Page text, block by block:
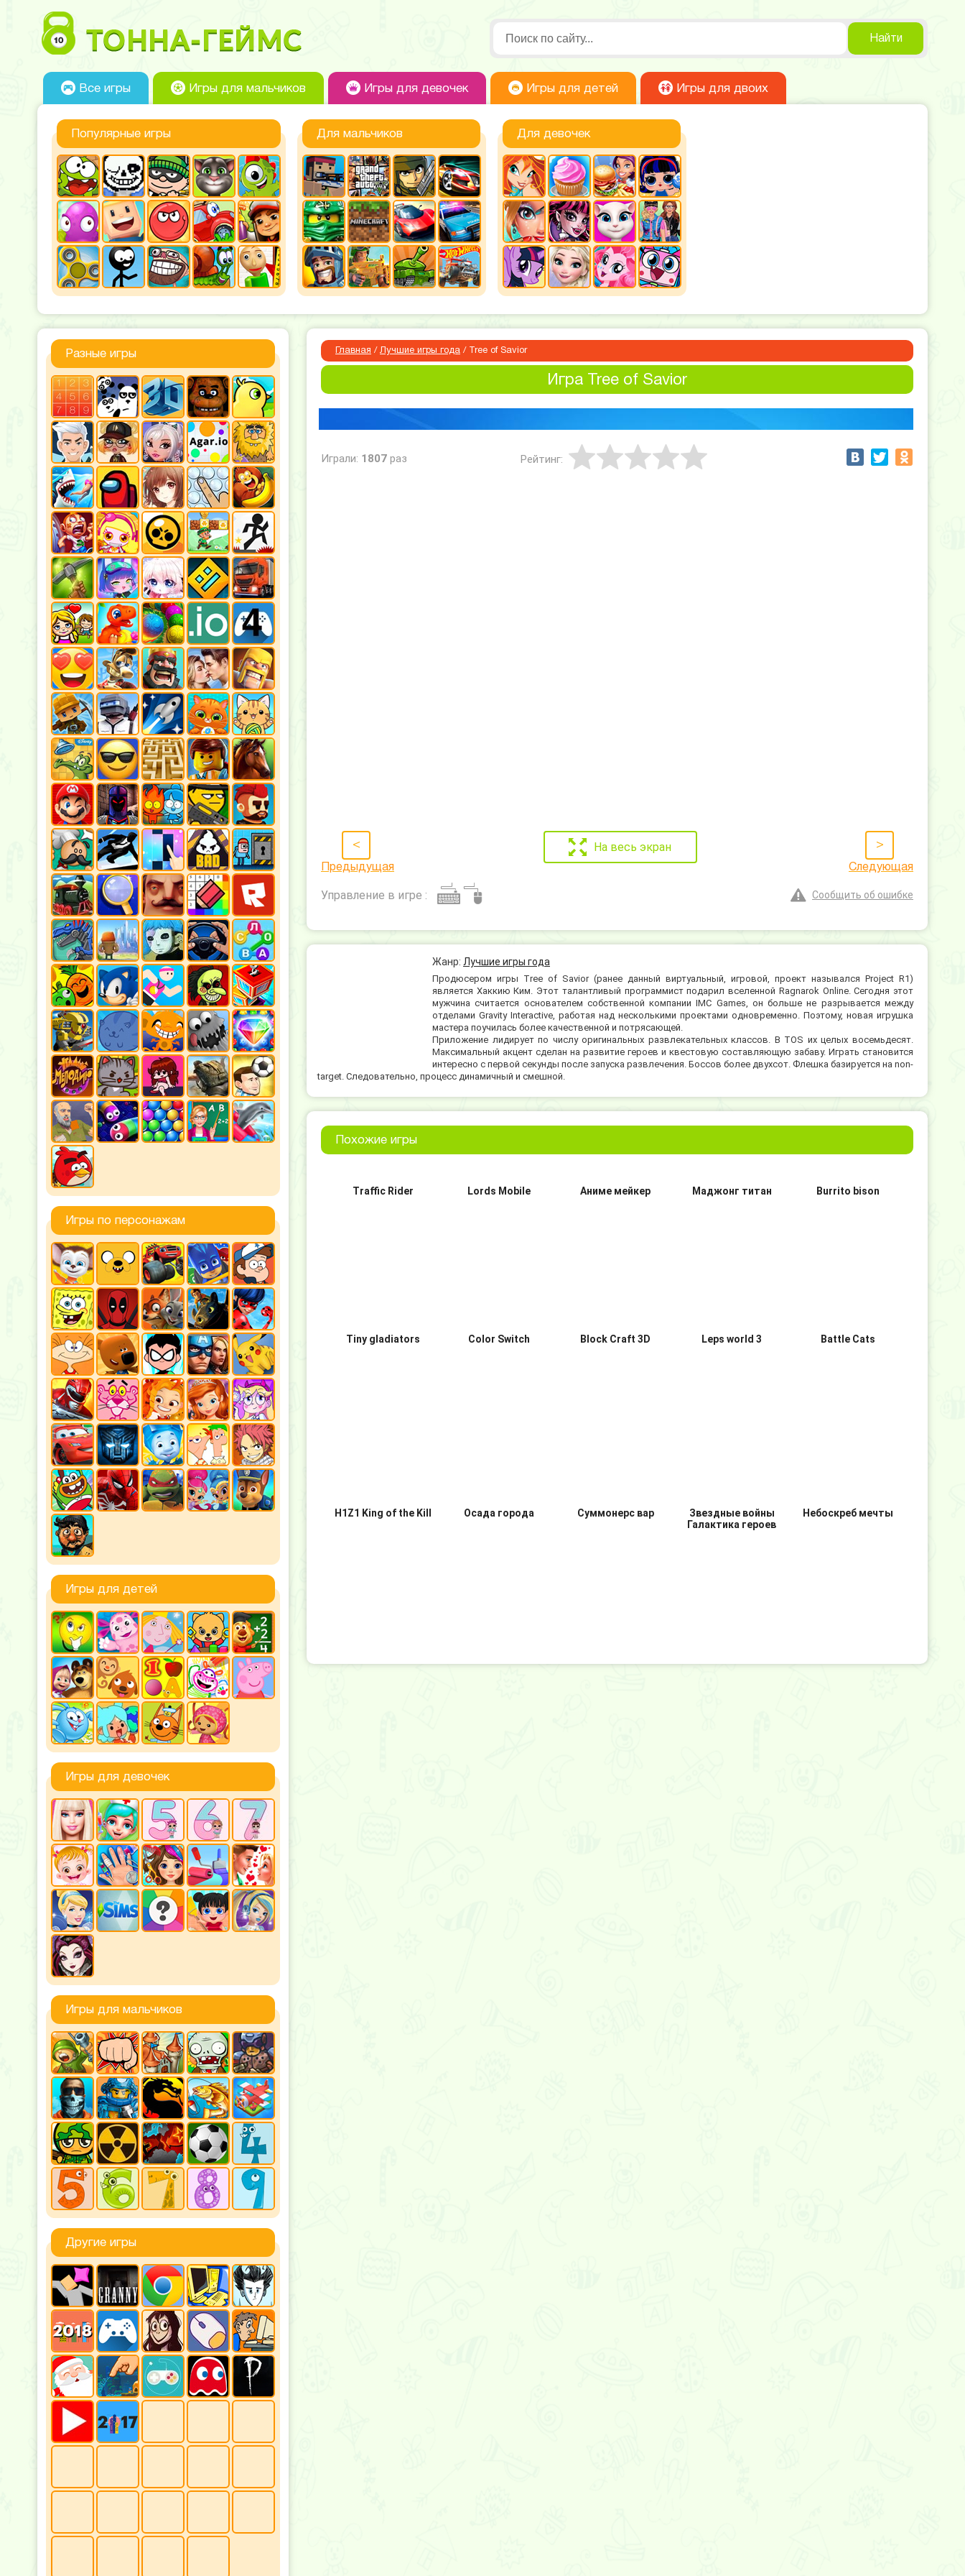
Найти
Все игры Игры для мальчиков Игры для девочек Игры для детей Игры для двоих
Популярные игры Для мальчиков Для девочек
Разные игры
Игры по персонажам
Игры для детей
Игры для девочек
Игры для мальчиков
Другие игры
Главная / Лучшие игры года / Tree of Savior
Игра Tree of Savior
Играли: 1807 раз Рейтинг:
<
Предыдущая
На весь экран >
Следующая
Управление в игре : Сообщить об ошибке
Жанр: Лучшие игры года
Продюсером игры Tree of Savior (ранее данный виртуальный, игровой, проект назывался Project R1)
является Хаккию Ким. Этот талантливый программист подарил вселенной Ragnarok Online. Сегодня этот
мужчина считается основателем собственной компании IMC Games, он больше не разрывается между
отделами Gravity Interactive, работая над несколькими проектами одновременно. Поэтому, новая игрушка
мастера поучилась более качественной и потрясающей.
Приложение лидирует по числу оригинальных развлекательных классов. В TOS их целых восемьдесят.
Максимальный акцент сделан на развитие героев и квестовую составляющую забаву. Играть становится
интересно с первой секунды после запуска развлечения. Боссов более двухсот. Флешка базируется на non-
target. Следовательно, процесс динамичный и смешной.
Похожие игры